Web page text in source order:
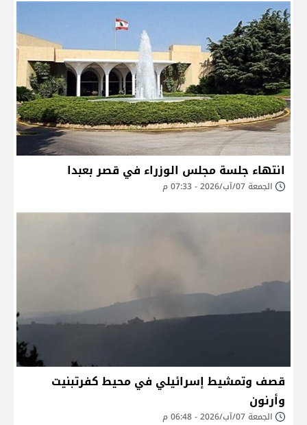
انتهاء جلسة مجلس الوزراء في قصر بعبدا
الجمعة 07/آب/2026 - 07:33 م
قصف وتمشيط إسرائيلي في محيط كفرتبنيت
وأرنون
الجمعة 07/آب/2026 - 06:48 م